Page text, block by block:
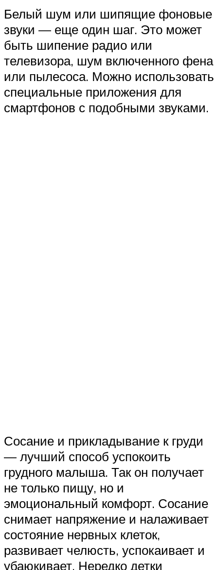
Белый шум или шипящие фоновые
звуки — еще один шаг. Это может
быть шипение радио или
телевизора, шум включенного фена
или пылесоса. Можно использовать
специальные приложения для
смартфонов с подобными звуками.
Сосание и прикладывание к груди
— лучший способ успокоить
грудного малыша. Так он получает
не только пищу, но и
эмоциональный комфорт. Сосание
снимает напряжение и налаживает
состояние нервных клеток,
развивает челюсть, успокаивает и
убаюкивает. Нередко детки